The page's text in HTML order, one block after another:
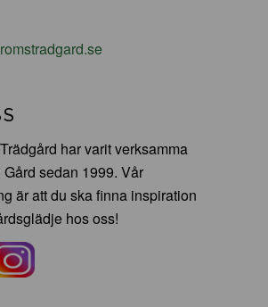
har varit verksamma
Gård sedan 1999. Vår
är att du ska finna inspiration
hos oss!